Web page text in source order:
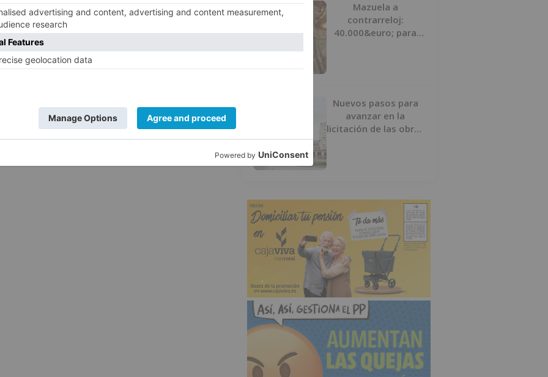
a la opinión pública se les de por parte
situación que lleva casi dos años
todo a su descanso nocturno.
vandálicos barrio
4
Mazuela a
contrarreloj:
40.000&euro; para
Nuevos pasos para
avanzar en la
licitación de las obras